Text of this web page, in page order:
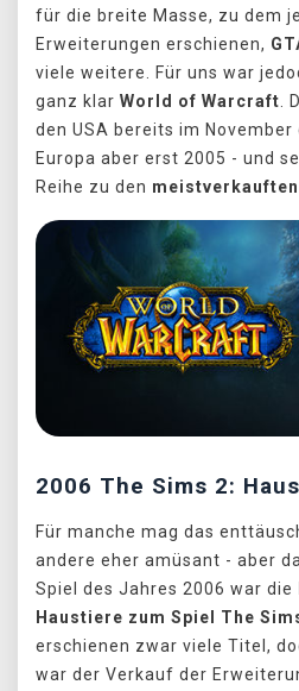
für die breite Masse, zu dem
Erweiterungen erschienen,
viele weitere. Für uns war
ganz klar World of Warcraft.
den USA bereits im November
Europa aber erst 2005 - und
Reihe zu den
2006 The Sims 2:
Für manche mag das
andere eher amüsant - aber
Spiel des Jahres 2006 war die
Haustiere zum Spiel The
erschienen zwar viele Titel,
war der Verkauf der